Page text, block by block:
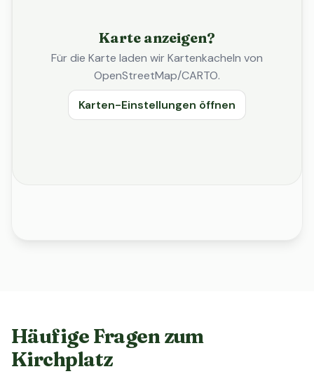
Karte anzeigen?
Für die Karte laden wir Kartenkacheln von
OpenStreetMap/CARTO.
Karten-Einstellungen öffnen
Häufige Fragen zum
Kirchplatz